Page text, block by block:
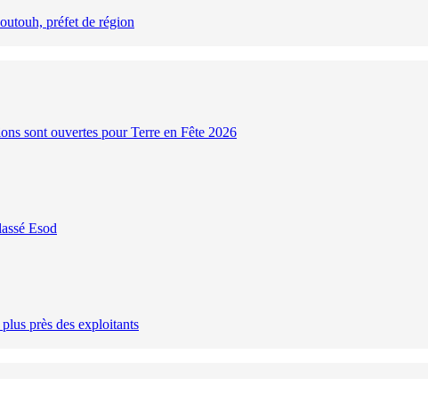
préfet de région
sont ouvertes pour Terre en Fête 2026
Esod
près des exploitants